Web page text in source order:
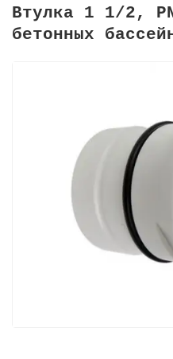
Втулка 1 1/2,
бетонных